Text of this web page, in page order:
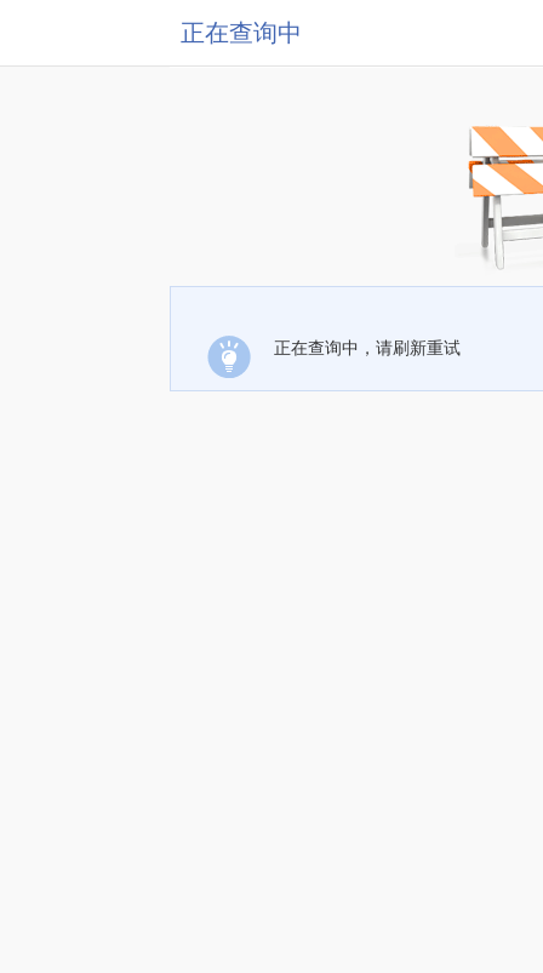
正在查询中
正在查询中，请刷新重试